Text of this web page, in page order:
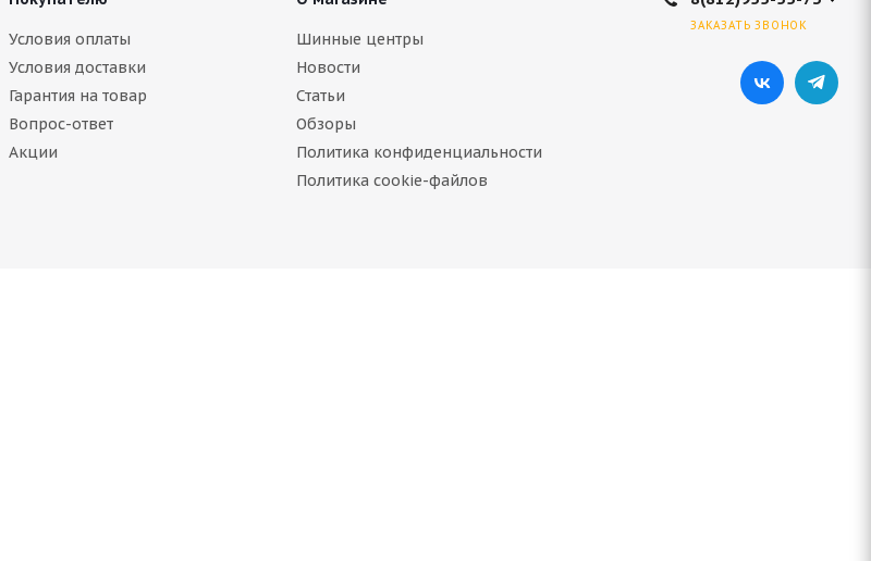
Условия оплаты
Условия доставки
Гарантия на товар
Вопрос-ответ
Акции
Шинные центры
Новости
Статьи
Обзоры
Политика конфиденциальности
Политика cookie-файлов
ЗАКАЗАТЬ ЗВОНОК